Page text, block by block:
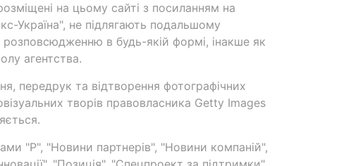
на цьому сайті з посиланням на
Україна", не підлягають подальшому
в будь-якій формі, інакше як
агентства.
передрук та відтворення фотографічних
творів правовласника Getty Images
"Р", "Новини партнерів", "Новини компаній",